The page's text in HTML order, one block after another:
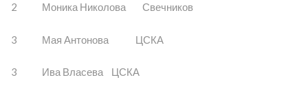
2 Моника Николова Свечников
3 Мая Антонова ЦСКА
3 Ива Власева ЦСКА